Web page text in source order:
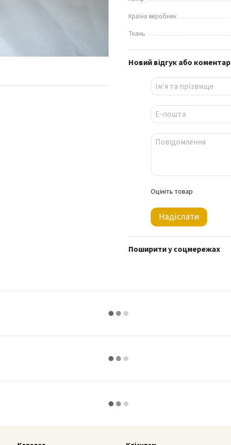
Країна виробник
Ткань
Новий відгук або коментар
Оцініть товар
Надіслати
Поширити у соцмережах